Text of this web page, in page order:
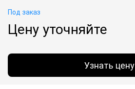
Под заказ
Цену уточняйте
Узнать цену